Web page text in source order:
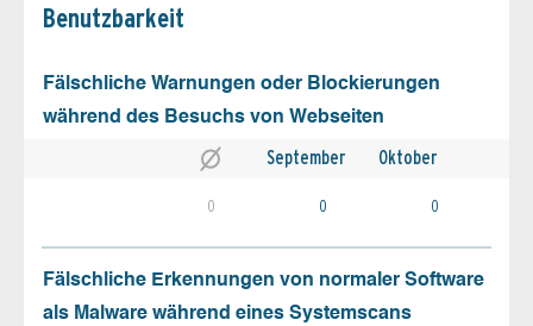
Benutz­barkeit
Fälschliche Warnungen oder Blockierungen
während des Besuchs von Webseiten
September Oktober
0 0 0
Fälschliche Erkennungen von normaler Software
als Malware während eines Systemscans